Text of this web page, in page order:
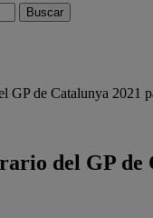
GP de Catalunya 2021
del GP de